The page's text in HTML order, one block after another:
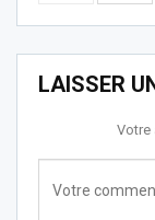
LAISSER
Votre